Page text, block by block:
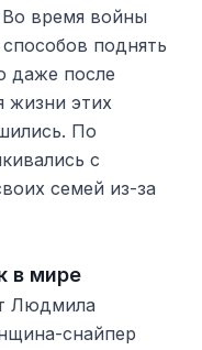
время войны
поднять
даже после
жизни этих
По
с
семей из-за
в мире
Людмила
снайпер